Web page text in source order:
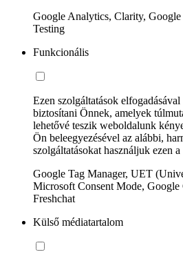
Google Analytics, Clarity,
Testing
Funkcionális
Ezen szolgáltatások
biztosítani Önnek, amelyek
lehetővé teszik weboldalunk
Ön beleegyezésével az alábbi,
szolgáltatásokat használjuk ezen
Google Tag Manager, UET
Microsoft Consent Mode, Google
Freshchat
Külső médiatartalom